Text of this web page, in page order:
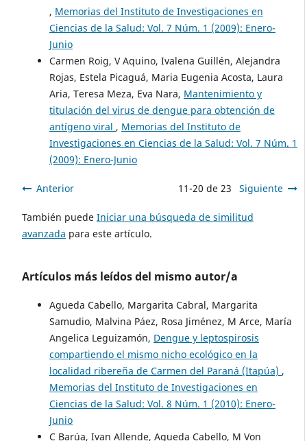
, Memorias del Instituto de Investigaciones en
Ciencias de la Salud: Vol. 7 Núm. 1 (2009): Enero-
Junio
Carmen Roig, V Aquino, Ivalena Guillén, Alejandra
Rojas, Estela Picaguá, Maria Eugenia Acosta, Laura
Aria, Teresa Meza, Eva Nara, Mantenimiento y
titulación del virus de dengue para obtención de
antígeno viral , Memorias del Instituto de
Investigaciones en Ciencias de la Salud: Vol. 7 Núm. 1
(2009): Enero-Junio
Anterior 11-20 de 23 Siguiente
También puede Iniciar una búsqueda de similitud
avanzada para este artículo.
Artículos más leídos del mismo autor/a
Agueda Cabello, Margarita Cabral, Margarita
Samudio, Malvina Páez, Rosa Jiménez, M Arce, María
Angelica Leguizamón, Dengue y leptospirosis
compartiendo el mismo nicho ecológico en la
localidad ribereña de Carmen del Paraná (Itapúa) ,
Memorias del Instituto de Investigaciones en
Ciencias de la Salud: Vol. 8 Núm. 1 (2010): Enero-
Junio
C Barúa, Ivan Allende, Agueda Cabello, M Von